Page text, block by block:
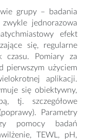
grupy – badania
jednorazowa
efekt
się, regularne
czasu. Pomiary za
pierwszym użyciem
aplikacji.
się obiektywny,
tj. szczegółowe
Parametry
pomocy badań
TEWL, pH,